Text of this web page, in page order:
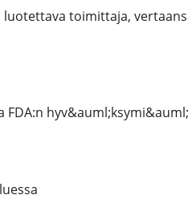
toimittaja,